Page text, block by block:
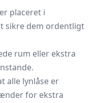
placeret i
sikre dem ordentligt
rum eller ekstra
alle lynlåse er
for ekstra